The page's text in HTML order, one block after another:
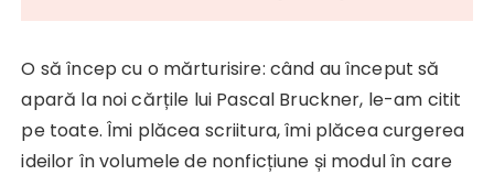
O să încep cu o mărturisire: când au început să
apară la noi cărțile lui Pascal Bruckner, le-am citit
pe toate. Îmi plăcea scriitura, îmi plăcea curgerea
ideilor în volumele de nonficțiune și modul în care